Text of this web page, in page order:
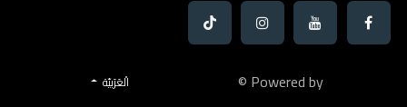
Powered by © الْعَرَبيّة